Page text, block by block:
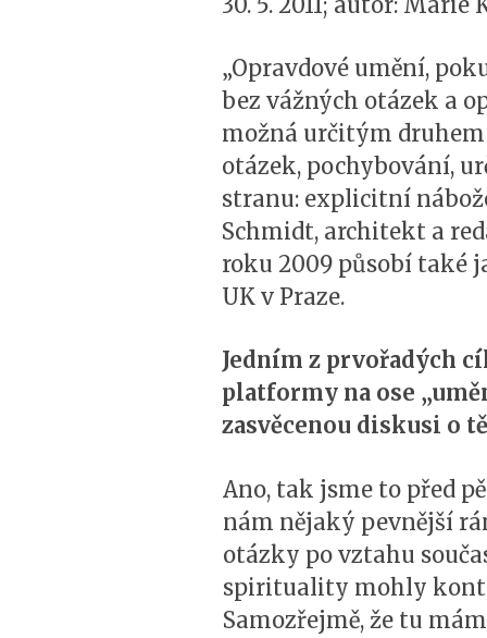
„Opravdové umění,
bez vážných otázek a
možná určitým
otázek, pochybování,
stranu: explicitní
Schmidt, architekt a
roku 2009 působí také
UK v Praze.
Jedním z prvořadých
platformy na ose
zasvěcenou diskusi o
Ano, tak jsme to před
nám nějaký pevnější
otázky po vztahu
spirituality mohly
Samozřejmě, že tu